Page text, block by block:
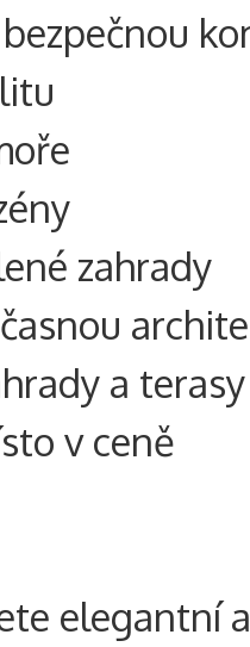
zahrady
a terasy
v ceně
elegantní